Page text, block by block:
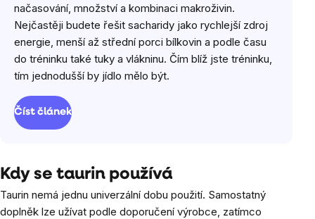
načasování, množství a kombinaci makroživin.
Nejčastěji budete řešit sacharidy jako rychlejší zdroj
energie, menší až střední porci bílkovin a podle času
do tréninku také tuky a vlákninu. Čím blíž jste tréninku,
tím jednodušší by jídlo mělo být.
Číst článek
Kdy se taurin používá
Taurin nemá jednu univerzální dobu použití. Samostatný
doplněk lze užívat podle doporučení výrobce, zatímco